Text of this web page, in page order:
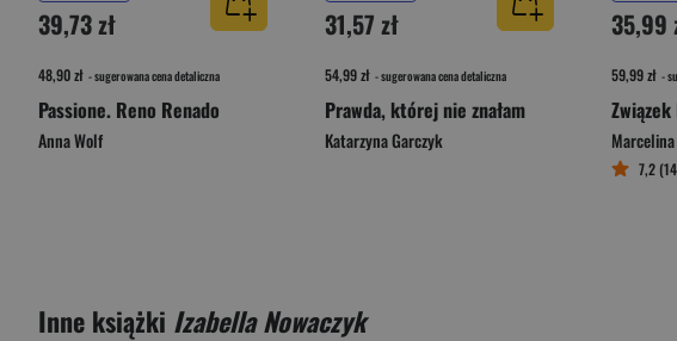
39,73 zł
48,90 zł - sugerowana cena detaliczna
Passione. Reno Renado
Anna Wolf
31,57 zł
54,99 zł - sugerowana cena detaliczna
Prawda, której nie znałam
Katarzyna Garczyk
35,99
59,99 zł -
Marcelina
7,2
Inne książki Izabella Nowaczyk